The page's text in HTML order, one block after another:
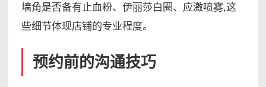
墙角是否备有止血粉、伊丽莎白圈、应激喷雾,这
些细节体现店铺的专业程度。
预约前的沟通技巧